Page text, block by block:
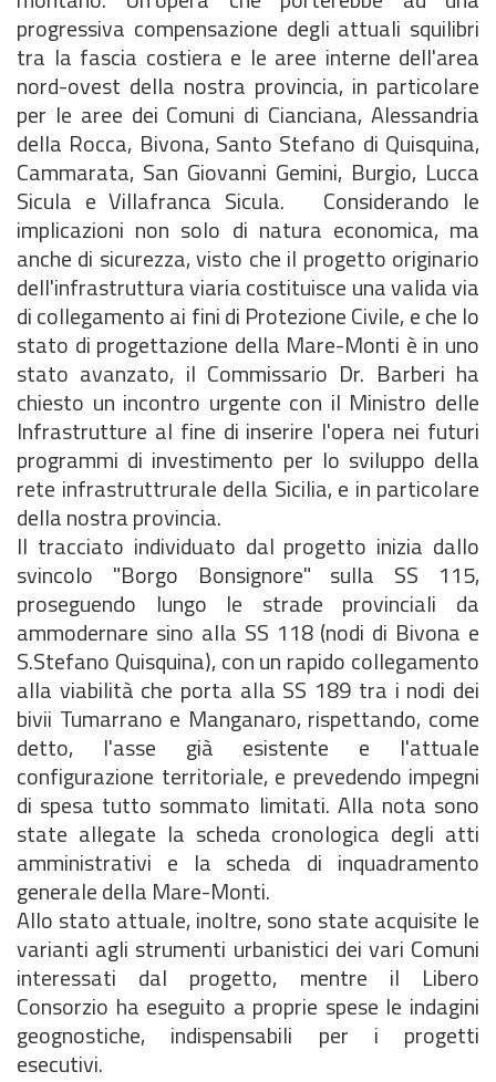
progressiva compensazione degli attuali squilibri
tra la fascia costiera e le aree interne dell'area
nord-ovest della nostra provincia, in particolare
per le aree dei Comuni di Cianciana, Alessandria
della Rocca, Bivona, Santo Stefano di Quisquina,
Cammarata, San Giovanni Gemini, Burgio, Lucca
Sicula e Villafranca Sicula. Considerando le
implicazioni non solo di natura economica, ma
anche di sicurezza, visto che il progetto originario
dell'infrastruttura viaria costituisce una valida via
di collegamento ai fini di Protezione Civile, e che lo
stato di progettazione della Mare-Monti è in uno
stato avanzato, il Commissario Dr. Barberi ha
chiesto un incontro urgente con il Ministro delle
Infrastrutture al fine di inserire l'opera nei futuri
programmi di investimento per lo sviluppo della
rete infrastruttrurale della Sicilia, e in particolare
della nostra provincia.
Il tracciato individuato dal progetto inizia dallo
svincolo "Borgo Bonsignore" sulla SS 115,
proseguendo lungo le strade provinciali da
ammodernare sino alla SS 118 (nodi di Bivona e
S.Stefano Quisquina), con un rapido collegamento
alla viabilità che porta alla SS 189 tra i nodi dei
bivii Tumarrano e Manganaro, rispettando, come
detto, l'asse già esistente e l'attuale
configurazione territoriale, e prevedendo impegni
di spesa tutto sommato limitati. Alla nota sono
state allegate la scheda cronologica degli atti
amministrativi e la scheda di inquadramento
generale della Mare-Monti.
Allo stato attuale, inoltre, sono state acquisite le
varianti agli strumenti urbanistici dei vari Comuni
interessati dal progetto, mentre il Libero
Consorzio ha eseguito a proprie spese le indagini
geognostiche, indispensabili per i progetti
esecutivi.